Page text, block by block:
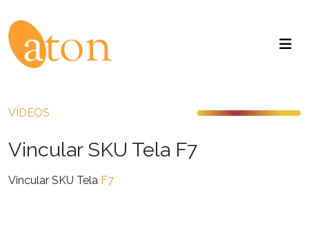
VÍDEOS
Vincular SKU Tela F7
Vincular SKU Tela F7